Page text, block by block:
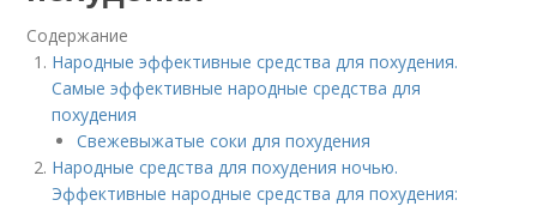
Содержание
Народные эффективные средства для похудения.
Самые эффективные народные средства для
похудения
Свежевыжатые соки для похудения
Народные средства для похудения ночью.
Эффективные народные средства для похудения: